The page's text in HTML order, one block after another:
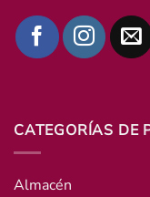
CATEGORÍAS DE
Almacén